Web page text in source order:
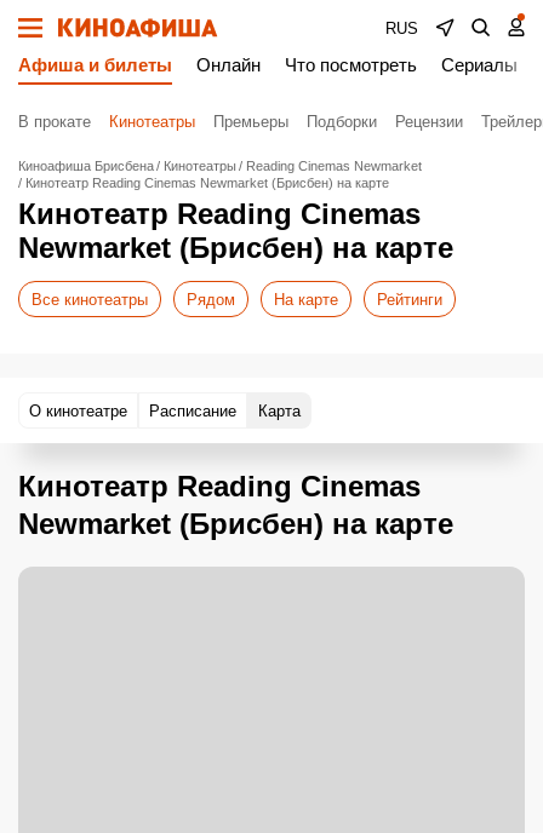
RUS
Афиша и билеты Онлайн Что посмотреть Сериалы
В прокате Кинотеатры Премьеры Подборки Рецензии
Киноафиша Брисбена Кинотеатры
Reading Cinemas Newmarket
Кинотеатр Reading Cinemas Newmarket (Брисбен) на карте
Кинотеатр Reading Cinemas
Newmarket (Брисбен) на карте
Все кинотеатры Рядом На карте Рейтинги
О кинотеатре Расписание Карта
Кинотеатр Reading Cinemas
Newmarket (Брисбен) на карте